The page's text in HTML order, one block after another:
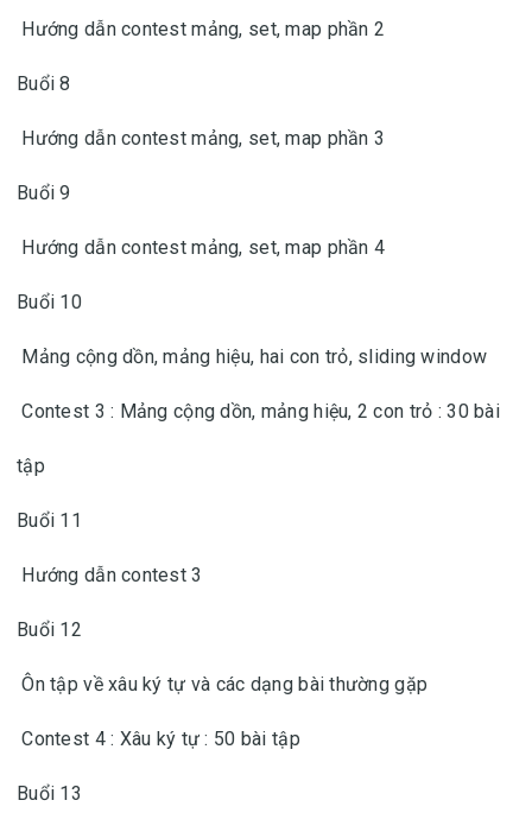
Hướng dẫn contest mảng, set, map phần 2
Buổi 8
Hướng dẫn contest mảng, set, map phần 3
Buổi 9
Hướng dẫn contest mảng, set, map phần 4
Buổi 10
Mảng cộng dồn, mảng hiệu, hai con trỏ, sliding window
Contest 3 : Mảng cộng dồn, mảng hiệu, 2 con trỏ : 30 bài
tập
Buổi 11
Hướng dẫn contest 3
Buổi 12
Ôn tập về xâu ký tự và các dạng bài thường gặp
Contest 4 : Xâu ký tự : 50 bài tập
Buổi 13